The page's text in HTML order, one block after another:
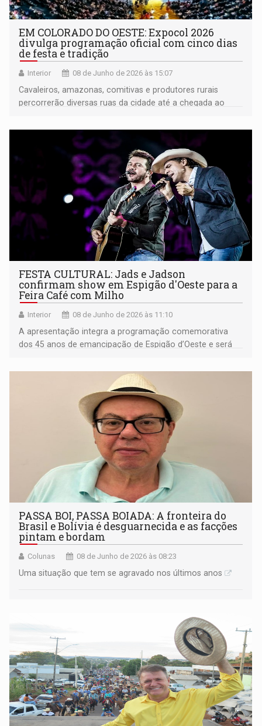
EM COLORADO DO OESTE: Expocol 2026
divulga programação oficial com cinco dias
de festa e tradição
Interior 08 de Junho de 2026 às 15:07
Cavaleiros, amazonas, comitivas e produtores rurais
percorrerão diversas ruas da cidade até a chegada ao
FESTA CULTURAL: Jads e Jadson
confirmam show em Espigão d'Oeste para a
Feira Café com Milho
Interior 08 de Junho de 2026 às 11:10
A apresentação integra a programação comemorativa
dos 45 anos de emancipação de Espigão d’Oeste e será
PASSA BOI, PASSA BOIADA: A fronteira do
Brasil e Bolívia é desguarnecida e as facções
pintam e bordam
Colunas 08 de Junho de 2026 às 08:23
Uma situação que tem se agravado nos últimos anos